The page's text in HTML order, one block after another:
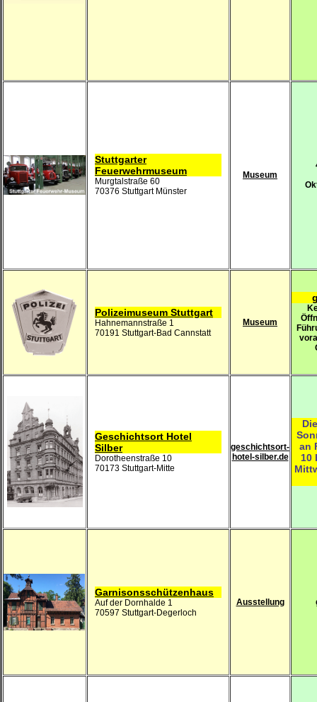
Stuttgarter
Feuerwehrmuseum
Murgtalstraße 60
70376 Stuttgart Münster
Museum
Polizeimuseum Stuttgart
Hahnemannstraße 1
70191 Stuttgart-Bad Cannstatt
Museum
Geschichtsort Hotel
Silber
Dorotheenstraße 10
70173 Stuttgart-Mitte
geschichtsort-
hotel-silber.de
an
10
Garnisonsschützenhaus
Auf der Dornhalde 1
70597 Stuttgart-Degerloch
Ausstellung